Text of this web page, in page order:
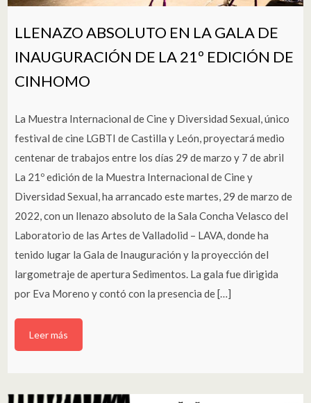
LLENAZO ABSOLUTO EN LA GALA DE
INAUGURACIÓN DE LA 21º EDICIÓN DE
CINHOMO
La Muestra Internacional de Cine y Diversidad Sexual, único
festival de cine LGBTI de Castilla y León, proyectará medio
centenar de trabajos entre los días 29 de marzo y 7 de abril
La 21º edición de la Muestra Internacional de Cine y
Diversidad Sexual, ha arrancado este martes, 29 de marzo de
2022, con un llenazo absoluto de la Sala Concha Velasco del
Laboratorio de las Artes de Valladolid – LAVA, donde ha
tenido lugar la Gala de Inauguración y la proyección del
largometraje de apertura Sedimentos. La gala fue dirigida
por Eva Moreno y contó con la presencia de […]
Leer más